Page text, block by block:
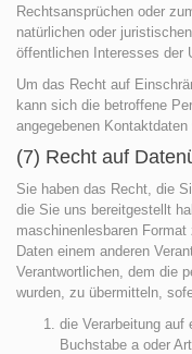
Rechtsansprüchen oder
natürlichen oder
öffentlichen Interesses der
Um das Recht auf
kann sich die betroffene
angegebenen Kontaktdaten
(7) Recht auf
Sie haben das Recht, die
die Sie uns bereitgestellt
maschinenlesbaren
Daten einem anderen
Verantwortlichen, dem die
wurden, zu übermitteln,
die Verarbeitung auf
Buchstabe a oder